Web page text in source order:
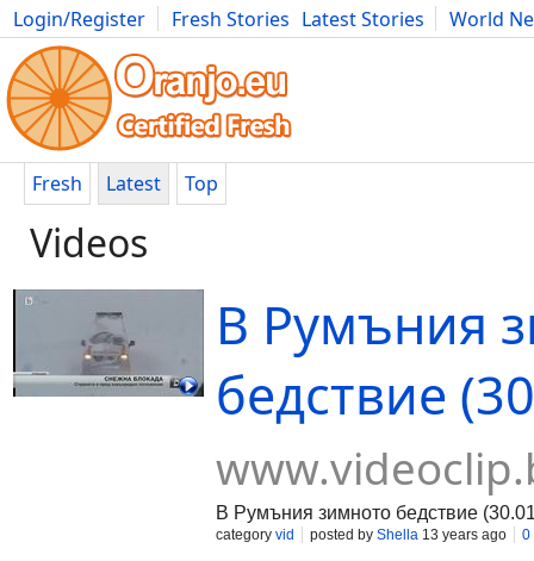
Login/Register Fresh Stories Latest Stories
World
Movies Anime Music Art Cars Advice Science
Fresh Latest Top
Videos
В Румъния
бедствие
В Румъния зимното бедствие
category vid posted by Shella 13 years ago 0